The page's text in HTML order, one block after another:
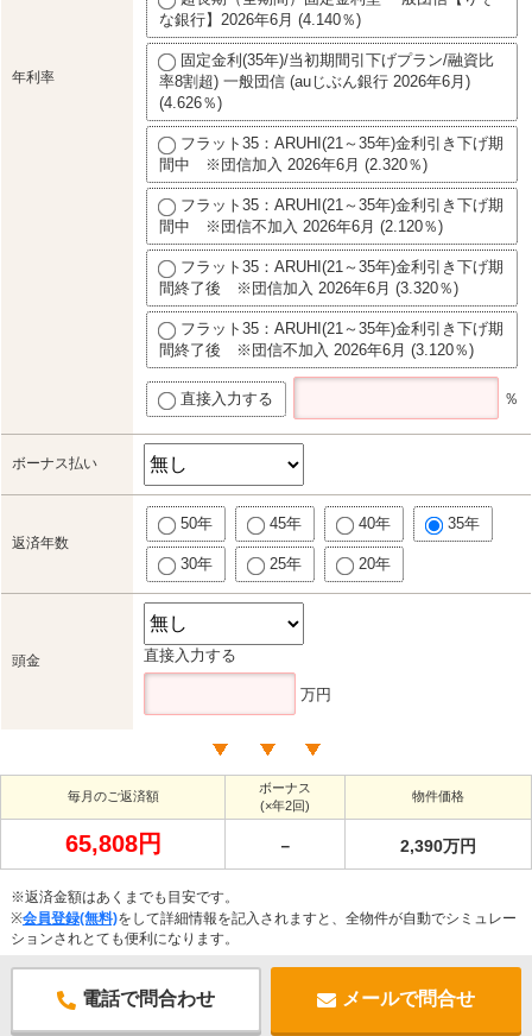
年利率
な銀行】2026年6月 (4.140％)
固定金利(35年)/当初期間引下げプラン/融資比
率8割超) 一般団信 (auじぶん銀行 2026年6月)
(4.626％)
フラット35：ARUHI(21～35年)金利引き下げ期
間中 ※団信加入 2026年6月 (2.320％)
フラット35：ARUHI(21～35年)金利引き下げ期
間中 ※団信不加入 2026年6月 (2.120％)
フラット35：ARUHI(21～35年)金利引き下げ期
間終了後 ※団信加入 2026年6月 (3.320％)
フラット35：ARUHI(21～35年)金利引き下げ期
間終了後 ※団信不加入 2026年6月 (3.120％)
直接入力する ％
ボーナス払い
返済年数
50年 45年 40年 35年
30年 25年 20年
頭金 直接入力する
万円
毎月のご返済額
ボーナス
(×年2回)
物件価格
65,808円 － 2,390万円
※返済金額はあくまでも目安です。
※会員登録(無料)をして詳細情報を記入されますと、全物件が自動でシミュレー
ションされとても便利になります。
電話で問合わせ メールで問合せ